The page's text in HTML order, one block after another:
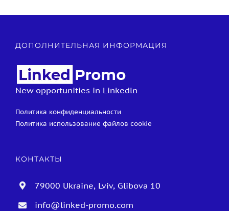
ДОПОЛНИТЕЛЬНАЯ ИНФОРМАЦИЯ
New opportunities in Linkedln
Политика конфиденциальности
Политика использование файлов cookie
КОНТАКТЫ
79000 Ukraine, Lviv, Glibova 10
info@linked-promo.com